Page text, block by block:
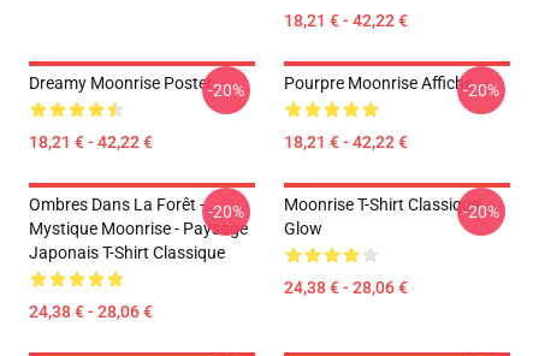
18,21 € - 42,22 €
Dreamy Moonrise Poster
18,21 € - 42,22 €
-20% Pourpre Moonrise Affiche
18,21 € - 42,22 €
-20%
Ombres Dans La Forêt -
Mystique Moonrise - Paysage
Japonais T-Shirt Classique
24,38 € - 28,06 €
-20%
Moonrise T-Shirt Classique
Glow
24,38 € - 28,06 €
-20%